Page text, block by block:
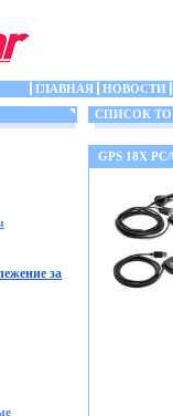
ГЛАВНАЯ НОВОСТИ
за
СПИСОК
GPS 18X PC/